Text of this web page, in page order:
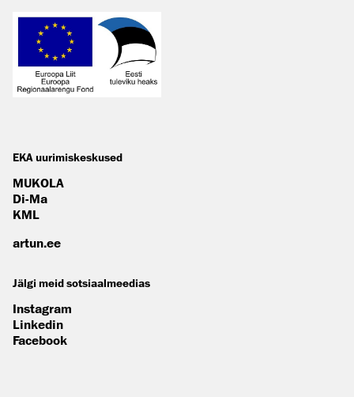
EKA uurimiskeskused
MUKOLA
Di-Ma
KML
artun.ee
Jälgi meid sotsiaalmeedias
Instagram
Linkedin
Facebook